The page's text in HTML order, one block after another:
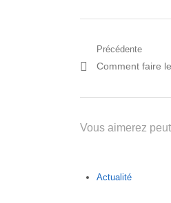
Navigation
l’article
Précédente
Post
Comment faire
Vous aimerez
Actualité